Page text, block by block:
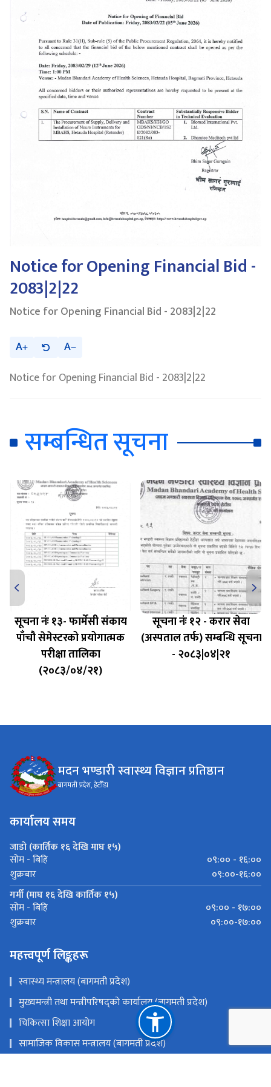
Notice for Opening Financial Bid -
2083|2|22
Notice for Opening Financial Bid - 2083|2|22
A
A
Notice for Opening Financial Bid - 2083|2|22
सम्बन्धित सूचना
सूचना नंः १३- फार्मेसी संकाय
पाँचौ सेमेस्टरको प्रयोगात्मक
परीक्षा तालिका
(२०८३/०४/२१)
सूचना नंः १२ - करार सेवा
(अस्पताल तर्फ) सम्बन्धि सूचना
- २०८३|०४|२१
मदन भण्डारी स्वास्थ्य विज्ञान प्रतिष्ठान
बागमती प्रदेश, हेटौँडा
कार्यालय समय
जाडो (कार्तिक १६ देखि माघ १५)
सोम - बिहि
०९:०० - १६:००
शुक्रबार
०९:००-१६:००
गर्मी (माघ १६ देखि कार्तिक १५)
सोम - बिहि
०९:०० - १७:००
शुक्रबार
०९:००-१७:००
महत्त्वपूर्ण लिङ्कहरू
स्वास्थ्य मन्त्रालय (बागमती प्रदेश)
मुख्यमन्त्री तथा मन्त्रीपरिषद्को कार्यालय (बागमती प्रदेश)
चिकित्सा शिक्षा आयोग
सामाजिक विकास मन्त्रालय (बागमती प्रदेश)